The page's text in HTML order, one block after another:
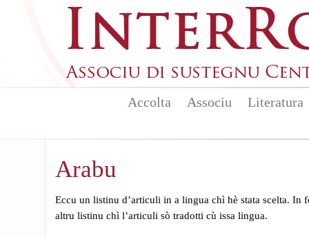
Accolta Associu Literatura
Arabu
Eccu un listinu d’articuli in a lingua chì hè stata scelta. In
altru listinu chì l’articuli sò tradotti cù issa lingua.